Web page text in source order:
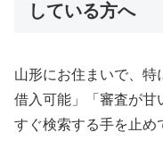
している方へ
山形にお住まいで、特
借入可能」「審査が甘
すぐ検索する手を止め